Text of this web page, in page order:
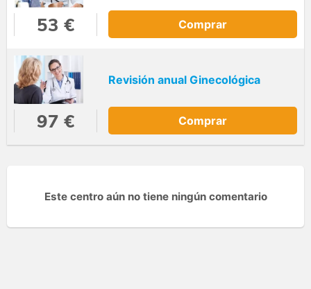
53 € Comprar
Revisión anual Ginecológica
97 € Comprar
Este centro aún no tiene ningún comentario